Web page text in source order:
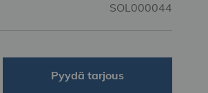
SOL000044
Pyydä tarjous